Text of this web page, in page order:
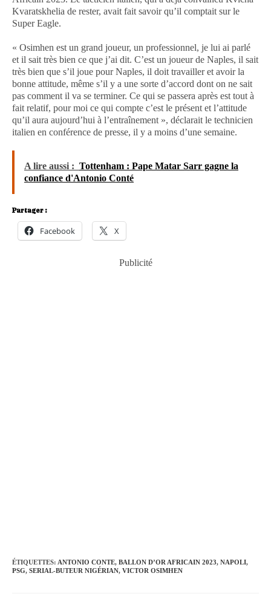
Kvaratskhelia de rester, avait fait savoir qu’il comptait sur le
Super Eagle.
« Osimhen est un grand joueur, un professionnel, je lui ai parlé
et il sait très bien ce que j’ai dit. C’est un joueur de Naples, il sait
très bien que s’il joue pour Naples, il doit travailler et avoir la
bonne attitude, même s’il y a une sorte d’accord dont on ne sait
pas comment il va se terminer. Ce qui se passera après est tout à
fait relatif, pour moi ce qui compte c’est le présent et l’attitude
qu’il aura aujourd’hui à l’entraînement », déclarait le technicien
italien en conférence de presse, il y a moins d’une semaine.
A lire aussi : Tottenham : Pape Matar Sarr gagne la
confiance d'Antonio Conté
Partager :
Facebook X
Publicité
ÉTIQUETTES: ANTONIO CONTE, BALLON D’OR AFRICAIN 2023, NAPOLI,
PSG, SERIAL-BUTEUR NIGÉRIAN, VICTOR OSIMHEN